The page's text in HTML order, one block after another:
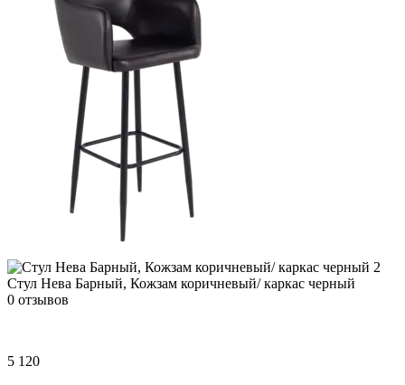
Стул Нева Барный, Кожзам коричневый/ каркас черный
0 отзывов
5 120